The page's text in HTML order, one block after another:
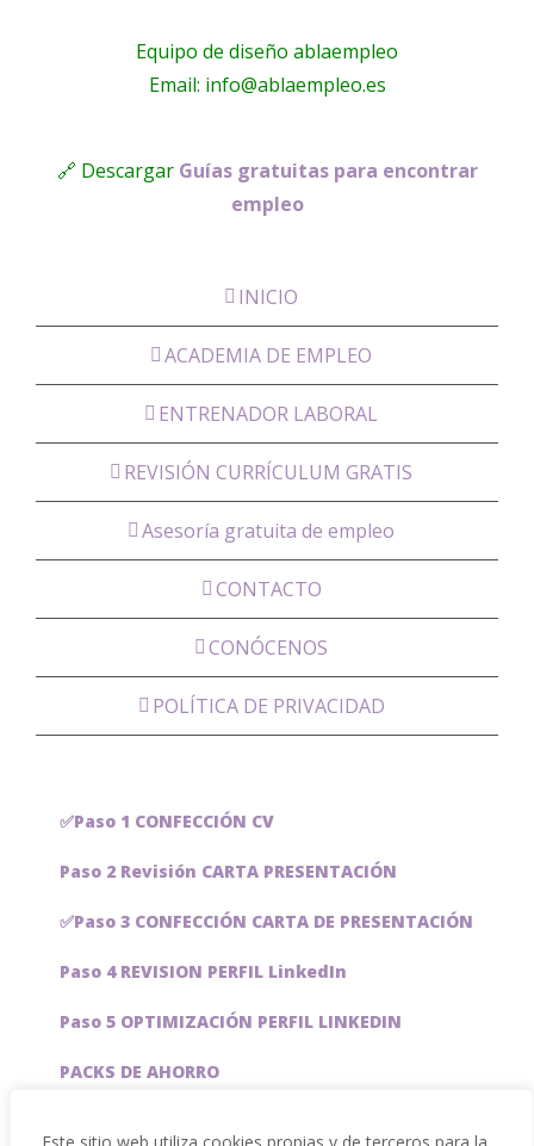
Equipo de diseño ablaempleo
Email: info@ablaempleo.es
🔗 Descargar Guías gratuitas para encontrar
empleo
INICIO
ACADEMIA DE EMPLEO
ENTRENADOR LABORAL
REVISIÓN CURRÍCULUM GRATIS
Asesoría gratuita de empleo
CONTACTO
CONÓCENOS
POLÍTICA DE PRIVACIDAD
✅Paso 1 CONFECCIÓN CV
Paso 2 Revisión CARTA PRESENTACIÓN
✅Paso 3 CONFECCIÓN CARTA DE PRESENTACIÓN
Paso 4 REVISION PERFIL LinkedIn
Paso 5 OPTIMIZACIÓN PERFIL LINKEDIN
PACKS DE AHORRO